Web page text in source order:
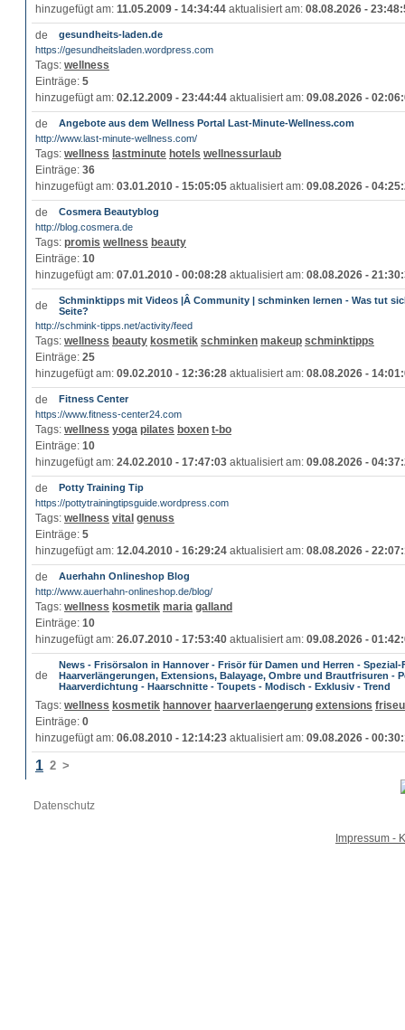
hinzugefügt am: 11.05.2009 - 14:34:44 aktualisiert am: 08.08.2026 -
gesundheits-laden.de
https://gesundheitsladen.wordpress.com
Tags: wellness
Einträge: 5
hinzugefügt am: 02.12.2009 - 23:44:44 aktualisiert am: 09.08.2026 -
Angebote aus dem Wellness Portal Last-Minute-Wellness.com
http://www.last-minute-wellness.com/
Tags: wellness lastminute hotels wellnessurlaub
Einträge: 36
hinzugefügt am: 03.01.2010 - 15:05:05 aktualisiert am: 09.08.2026 -
Cosmera Beautyblog
http://blog.cosmera.de
Tags: promis wellness beauty
Einträge: 10
hinzugefügt am: 07.01.2010 - 00:08:28 aktualisiert am: 08.08.2026 -
Schminktipps mit Videos |Â Community | schminken lernen - Was tut
Seite?
http://schmink-tipps.net/activity/feed
Tags: wellness beauty kosmetik schminken makeup schminktipps
Einträge: 25
hinzugefügt am: 09.02.2010 - 12:36:28 aktualisiert am: 08.08.2026 -
Fitness Center
https://www.fitness-center24.com
Tags: wellness yoga pilates boxen t-bo
Einträge: 10
hinzugefügt am: 24.02.2010 - 17:47:03 aktualisiert am: 09.08.2026 -
Potty Training Tip
https://pottytrainingtipsguide.wordpress.com
Tags: wellness vital genuss
Einträge: 5
hinzugefügt am: 12.04.2010 - 16:29:24 aktualisiert am: 08.08.2026 -
Auerhahn Onlineshop Blog
http://www.auerhahn-onlineshop.de/blog/
Tags: wellness kosmetik maria galland
Einträge: 10
hinzugefügt am: 26.07.2010 - 17:53:40 aktualisiert am: 09.08.2026 -
News - Frisörsalon in Hannover - Frisör für Damen und Herren - Spezial-
Haarverlängerungen, Extensions, Balayage, Ombre und Brautfrisuren -
Haarverdichtung - Haarschnitte - Toupets - Modisch - Exklusiv - Trend
Tags: wellness kosmetik hannover haarverlaengerung extensions
Einträge: 0
hinzugefügt am: 06.08.2010 - 12:14:23 aktualisiert am: 09.08.2026 -
1 2 >
Datenschutz
Impressum -